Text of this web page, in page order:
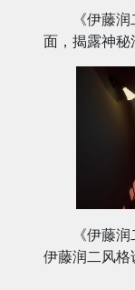
《伊藤
面，揭露神秘
《伊藤
伊藤润二风